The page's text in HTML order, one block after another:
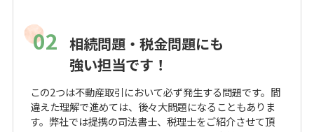
02 相続問題・税金問題にも
強い担当です！
この2つは不動産取引において必ず発生する問題です。間
違えた理解で進めては、後々大問題になることもありま
す。弊社では提携の司法書士、税理士をご紹介させて頂